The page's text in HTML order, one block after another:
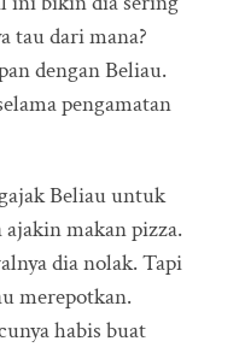
tau dari mana?
dengan Beliau.
pengamatan
Beliau untuk
ajakin makan pizza.
dia nolak. Tapi
merepotkan.
habis buat